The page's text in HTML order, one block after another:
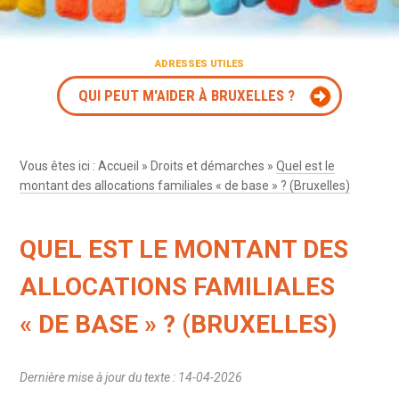
ADRESSES UTILES
QUI PEUT M'AIDER À BRUXELLES ?
Vous êtes ici :Accueil » Droits et démarches »Quel est le
montant des allocations familiales « de base » ? (Bruxelles)
QUEL EST LE MONTANT DES
ALLOCATIONS FAMILIALES
« DE BASE » ? (BRUXELLES)
Dernière mise à jour du texte : 14-04-2026